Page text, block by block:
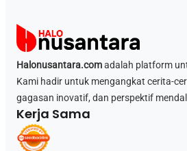
Halonusantara.comadalah platform
Kami hadir untuk mengangkat cerita-
gagasan inovatif, dan perspektif
Kerja Sama